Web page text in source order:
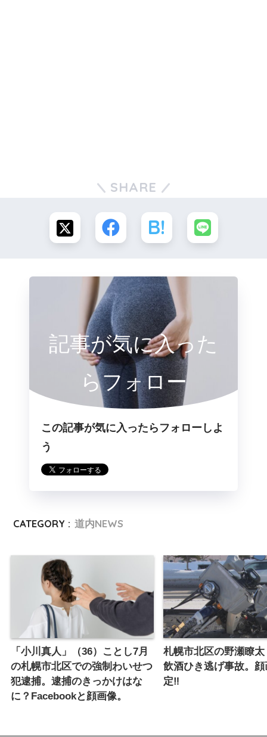
SHARE
記事が気に入った
らフォロー
この記事が気に入ったらフォローしよ
う
CATEGORY : 道内NEWS
「小川真人」（36）ことし7月
の札幌市北区での強制わいせつ
犯逮捕。逮捕のきっかけはな
に？Facebookと顔画像。
札幌市北区の野瀬瞭
飲酒ひき逃げ事故。
定‼︎